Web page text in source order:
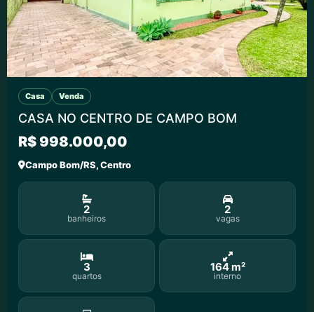
Casa Venda
CASA NO CENTRO DE CAMPO BOM
R$ 998.000,00
Campo Bom/RS, Centro
2
banheiros
2
vagas
3
quartos
164 m²
interno